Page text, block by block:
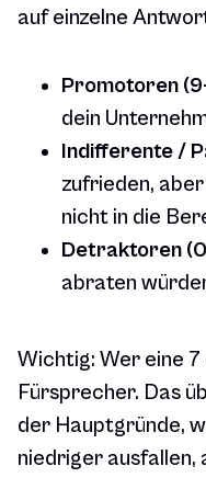
auf einzelne
Promotoren
dein
Indifferente /
zufrieden,
nicht in die
Detraktoren
abraten
Wichtig: Wer eine
Fürsprecher. Das
der Hauptgründe,
niedriger